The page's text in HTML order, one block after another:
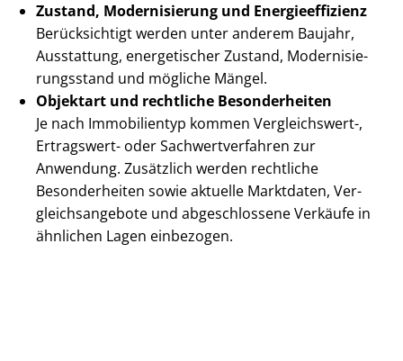
Zustand, Modernisierung und En­er­gie­ef­fi­zi­enz
Berücksichtigt werden unter anderem Baujahr,
Ausstattung, energetischer Zustand, Mo­der­ni­sie­
rungs­stand und mögliche Mängel.
Objektart und rechtliche Besonderheiten
Je nach Immobilientyp kommen Vergleichswert-,
Ertragswert- oder Sach­wert­ver­fah­ren zur
Anwendung. Zusätzlich werden rechtliche
Besonderheiten sowie aktuelle Marktdaten, Ver­
gleichs­an­ge­bo­te und abgeschlossene Verkäufe in
ähnlichen Lagen einbezogen.